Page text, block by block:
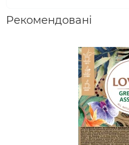
Рекомендовані